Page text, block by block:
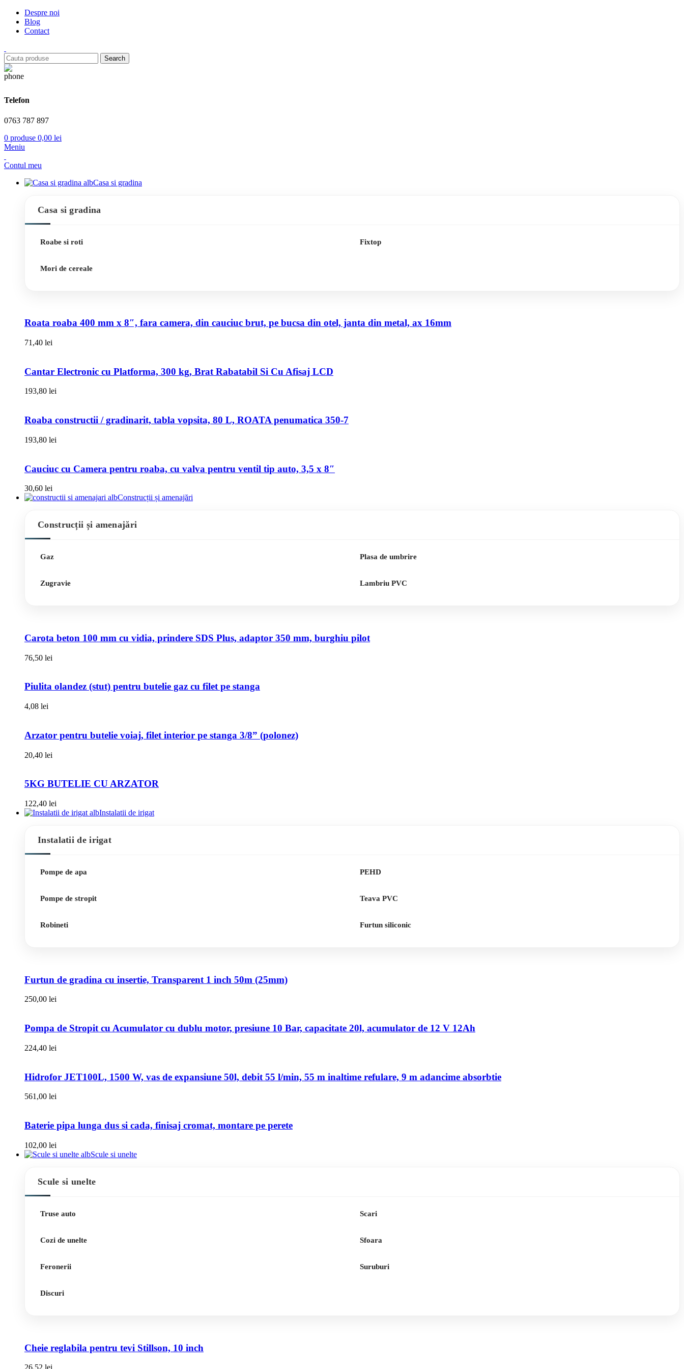
Despre noi
Blog
Contact
Search
Telefon
0763 787 897
0 produse 0,00 lei
Meniu
Contul meu
Casa si gradina
Casa si gradina
Roabe si roti
Mori de cereale
Fixtop
Roata roaba 400 mm x 8″, fara camera, din cauciuc brut, pe bucsa din otel, janta din metal, ax 16mm
71,40 lei
Cantar Electronic cu Platforma, 300 kg, Brat Rabatabil Si Cu Afisaj LCD
193,80 lei
Roaba constructii / gradinarit, tabla vopsita, 80 L, ROATA penumatica 350-7
193,80 lei
Cauciuc cu Camera pentru roaba, cu valva pentru ventil tip auto, 3,5 x 8″
30,60 lei
Construcții și amenajări
Construcții și amenajări
Gaz
Zugravie
Plasa de umbrire
Lambriu PVC
Carota beton 100 mm cu vidia, prindere SDS Plus, adaptor 350 mm, burghiu pilot
76,50 lei
Piulita olandez (stut) pentru butelie gaz cu filet pe stanga
4,08 lei
Arzator pentru butelie voiaj, filet interior pe stanga 3/8” (polonez)
20,40 lei
5KG BUTELIE CU ARZATOR
122,40 lei
Instalatii de irigat
Instalatii de irigat
Pompe de apa
Pompe de stropit
Robineti
PEHD
Teava PVC
Furtun siliconic
Furtun de gradina cu insertie, Transparent 1 inch 50m (25mm)
250,00 lei
Pompa de Stropit cu Acumulator cu dublu motor, presiune 10 Bar, capacitate 20l, acumulator de 12 V 12Ah
224,40 lei
Hidrofor JET100L, 1500 W, vas de expansiune 50l, debit 55 l/min, 55 m inaltime refulare, 9 m adancime absorbtie
561,00 lei
Baterie pipa lunga dus si cada, finisaj cromat, montare pe perete
102,00 lei
Scule si unelte
Scule si unelte
Truse auto
Cozi de unelte
Feronerii
Discuri
Scari
Sfoara
Suruburi
Cheie reglabila pentru tevi Stillson, 10 inch